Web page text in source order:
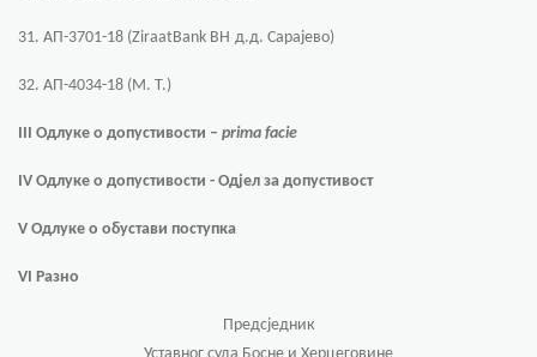
31. АП-3701-18 (ZiraatBank BH д.д. Сарајево)
32. АП-4034-18 (М. Т.)
III Одлуке о допустивости – prima facie
IV Одлуке о допустивости - Одјел за допустивост
V Одлуке о обустави поступка
VI Разно
Предсједник